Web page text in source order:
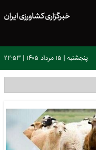
خبرگزاری کشاورزی ایران
پنجشنبه | ۱۵ مرداد ۱۴۰۵ | ۲۲:۵۳